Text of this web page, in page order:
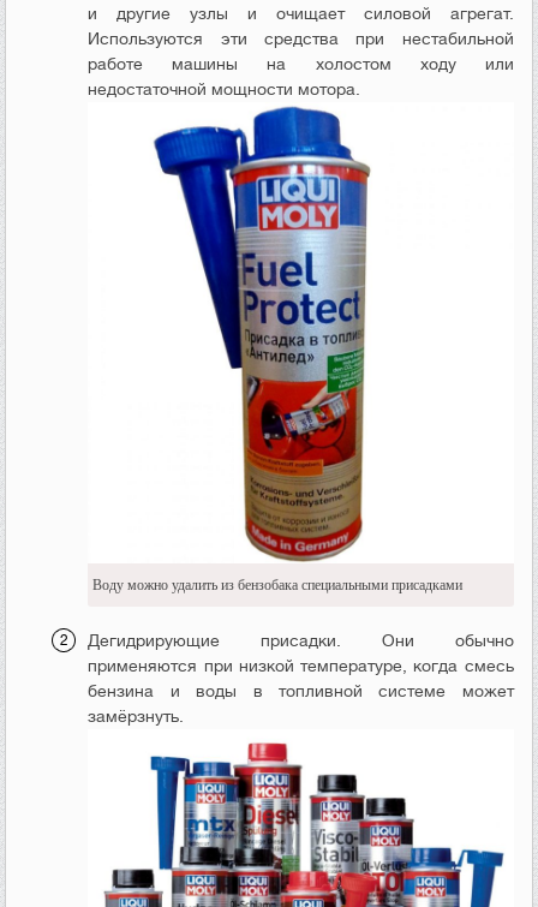
и другие узлы и очищает силовой агрегат.
Используются эти средства при нестабильной
работе машины на холостом ходу или
недостаточной мощности мотора.
Воду можно удалить из бензобака специальными присадками
Дегидрирующие присадки. Они обычно
применяются при низкой температуре, когда смесь
бензина и воды в топливной системе может
замёрзнуть.